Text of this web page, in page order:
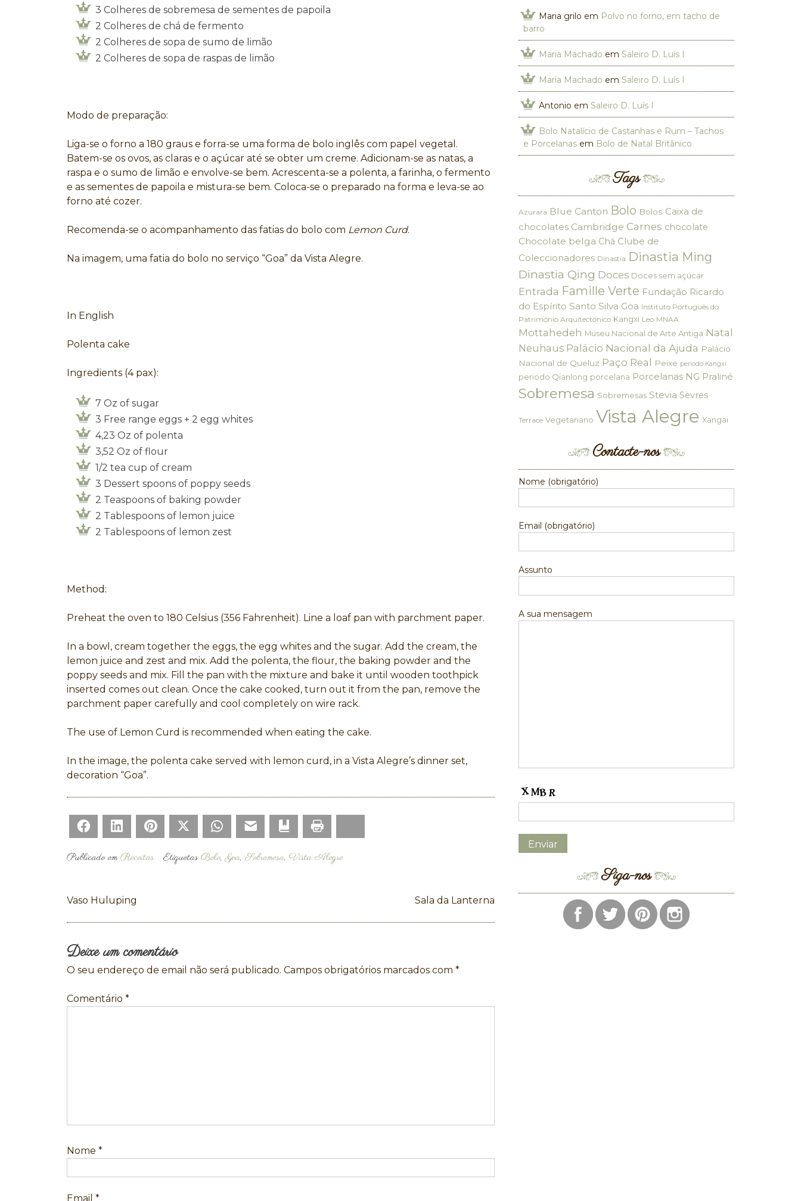
3 Colheres de sobremesa de sementes de papoila
2 Colheres de chá de fermento
2 Colheres de sopa de sumo de limão
2 Colheres de sopa de raspas de limão
Modo de preparação:
Liga-se o forno a 180 graus e forra-se uma forma de bolo inglês com papel vegetal.
Batem-se os ovos, as claras e o açúcar até se obter um creme. Adicionam-se as natas, a
raspa e o sumo de limão e envolve-se bem. Acrescenta-se a polenta, a farinha, o fermento
e as sementes de papoila e mistura-se bem. Coloca-se o preparado na forma e leva-se ao
forno até cozer.
Recomenda-se o acompanhamento das fatias do bolo com Lemon Curd.
Na imagem, uma fatia do bolo no serviço “Goa” da Vista Alegre.
In English
Polenta cake
Ingredients (4 pax):
7 Oz of sugar
3 Free range eggs + 2 egg whites
4,23 Oz of polenta
3,52 Oz of flour
1/2 tea cup of cream
3 Dessert spoons of poppy seeds
2 Teaspoons of baking powder
2 Tablespoons of lemon juice
2 Tablespoons of lemon zest
Method:
Preheat the oven to 180 Celsius (356 Fahrenheit). Line a loaf pan with parchment paper.
In a bowl, cream together the eggs, the egg whites and the sugar. Add the cream, the
lemon juice and zest and mix. Add the polenta, the flour, the baking powder and the
poppy seeds and mix. Fill the pan with the mixture and bake it until wooden toothpick
inserted comes out clean. Once the cake cooked, turn out it from the pan, remove the
parchment paper carefully and cool completely on wire rack.
The use of Lemon Curd is recommended when eating the cake.
In the image, the polenta cake served with lemon curd, in a Vista Alegre’s dinner set,
decoration “Goa”.
Facebook LinkedIn Pinterest Twitter WhatsApp Bookmark
Publicado emReceitas Etiquetas Bolo,Goa, Sobremesa, Vista Alegre
Navegação
artigos
Vaso Huluping Sala da Lanterna
Deixe um comentário
O seu endereço de email não será publicado. Campos obrigatórios marcados com *
Comentário *
Nome *
Email *
Maria grilo em Polvo no forno, em tacho de
barro
Maria Machado em Saleiro D. Luís I
Maria Machado em Saleiro D. Luís I
Antonio em Saleiro D. Luís I
Bolo Natalício de Castanhas e Rum – Tachos
e Porcelanas em Bolo de Natal Britânico
Tags
Azurara Blue Canton Bolo Bolos Caixa de
chocolates Cambridge Carnes chocolate
Chocolate belga Chá Clube de
Coleccionadores Dinastia Dinastia Ming
Dinastia Qing Doces Doces sem açúcar
Entrada Famille Verte Fundação Ricardo
do Espírito Santo Silva Goa Instituto Português do
Património Arquitectónico Kangxi Leo MNAA
Mottahedeh Museu Nacional de Arte Antiga Natal
Neuhaus Palácio Nacional da Ajuda Palácio
Nacional de Queluz Paço Real Peixe periodo Kangxi
periodo Qianlong porcelana Porcelanas NG Praliné
Sobremesa Sobremesas Stevia Sèvres
Terrace Vegetariano Vista Alegre Xangai
Contacte-nos
Nome (obrigatório)
Email (obrigatório)
Assunto
A sua mensagem
Siga-nos